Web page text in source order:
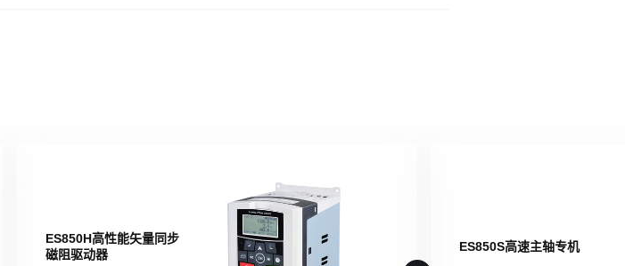
ES850H高性能矢量同步
磁阻驱动器
ES850S高速主轴专机